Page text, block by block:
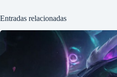
Entradas relacionadas